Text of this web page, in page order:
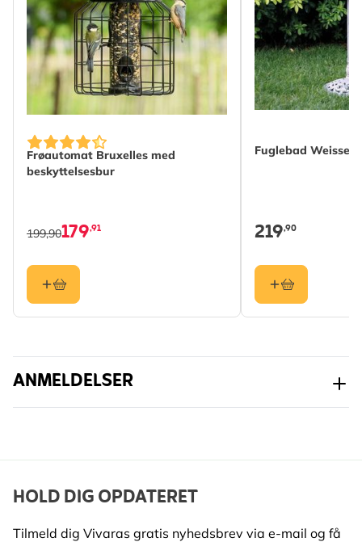
Vægt 0.32 kg
Egnet
dyreliv
Fugl
Egnet til
Gråspurv, Solsort, Musvit,
Gærdesmutte, Bogfinke,
Pandestjert, Sumpmejse,
Grønirisk, Stillits
Farve
Læs mere
Frøautomat Bruxelles med
beskyttelsesbur
179,91
199,90
Fuglebad
219,90
ANMELDELSER
HOLD DIG OPDATERET
Tilmeld dig Vivaras gratis nyhedsbrev via e-mail og få